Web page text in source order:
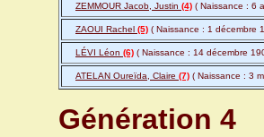
ZEMMOUR Jacob, Justin (4) ( Naissance : 6
ZAOUI Rachel (5) ( Naissance : 1 décembre
LÉVI Léon (6) ( Naissance : 14 décembre
ATELAN Oureïda, Claire (7) ( Naissance : 3
Génération 4